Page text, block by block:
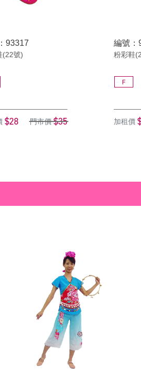
93317
(22號)
$28 門市價 $35
編號：
粉彩鞋
F
加租價